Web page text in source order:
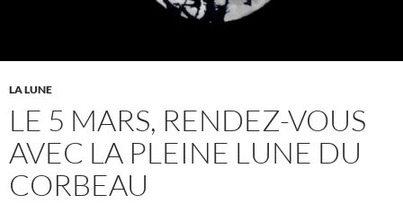
LA LUNE
LE 5 MARS, RENDEZ-VOUS
AVEC LA PLEINE LUNE DU
CORBEAU